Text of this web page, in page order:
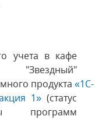
учета в кафе
продукта «1С-
1»(статус
программ